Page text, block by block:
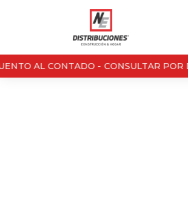
AL CONTADO - CONSULTAR POR